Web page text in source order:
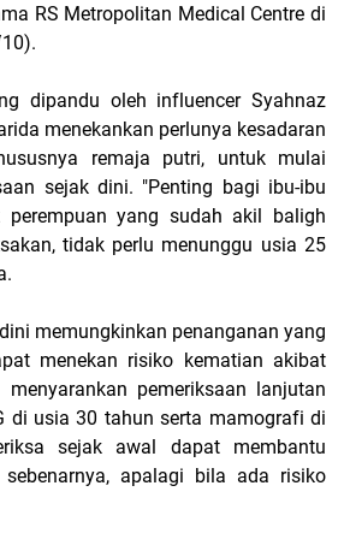
RS Metropolitan Medical Centre di
dipandu oleh influencer Syahnaz
menekankan perlunya kesadaran
remaja putri, untuk mulai
sejak dini. "Penting bagi ibu-ibu
yang sudah akil baligh
tidak perlu menunggu usia 25
memungkinkan penanganan yang
menekan risiko kematian akibat
pemeriksaan lanjutan
di usia 30 tahun serta mamografi di
sejak awal dapat membantu
sebenarnya, apalagi bila ada risiko